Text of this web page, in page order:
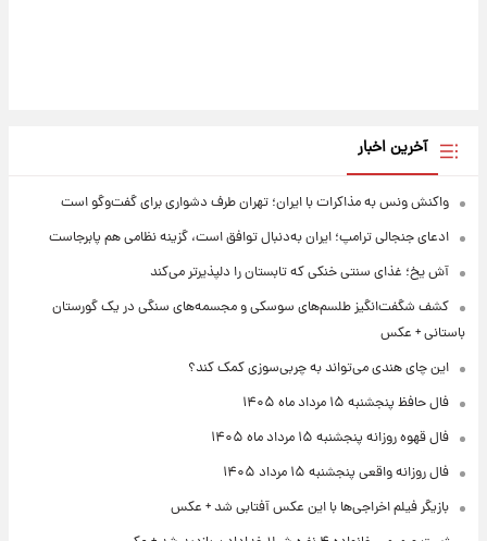
آخرین اخبار
واکنش ونس به مذاکرات با ایران؛ تهران طرف دشواری برای گفت‌وگو است
ادعای جنجالی ترامپ؛ ایران به‌دنبال توافق است، گزینه نظامی هم پابرجاست
آش یخ؛ غذای سنتی خنکی که تابستان را دلپذیرتر می‌کند
کشف شگفت‌انگیز طلسم‌های سوسکی و مجسمه‌های سنگی در یک گورستان
باستانی + عکس
این چای هندی می‌تواند به چربی‌سوزی کمک کند؟
فال حافظ پنجشنبه ۱۵ مرداد ماه ۱۴۰۵
فال قهوه روزانه پنجشنبه ۱۵ مرداد ماه ۱۴۰۵
فال روزانه واقعی پنجشنبه ۱۵ مرداد ۱۴۰۵
بازیگر فیلم اخراجی‌ها با این عکس آفتابی شد + عکس